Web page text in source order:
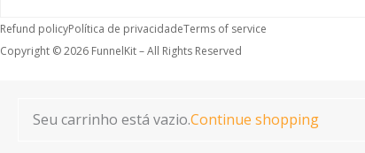
Refund policyPolítica de privacidadeTerms of service
Copyright © 2026 FunnelKit – All Rights Reserved
Seu carrinho está vazio.Continue shopping